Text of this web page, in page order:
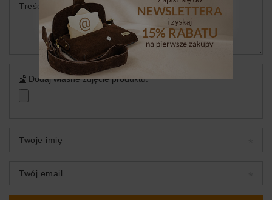
Treść twojej opinii
Dodaj własne zdjęcie produktu:
Twoje imię
Twój email